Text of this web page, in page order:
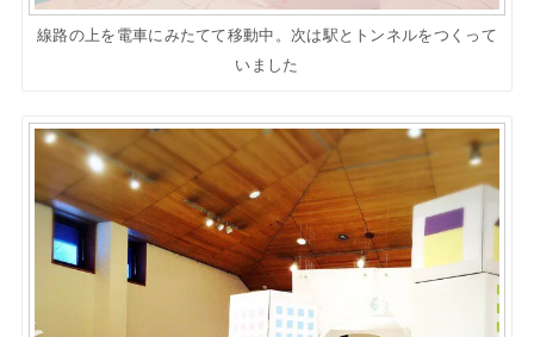
線路の上を電車にみたてて移動中。次は駅とトンネルをつくって
いました